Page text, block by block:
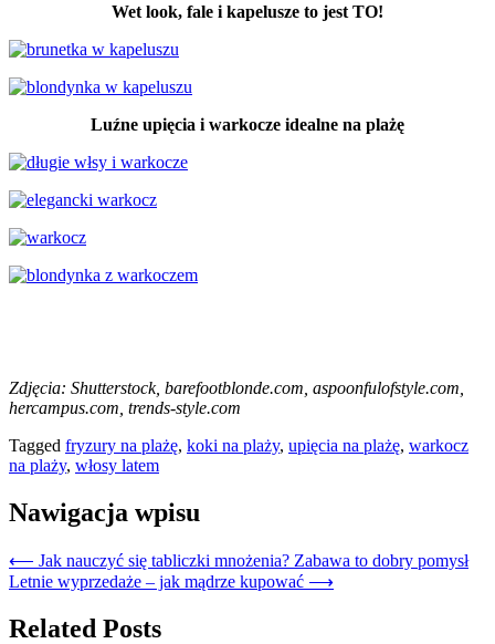
Wet look, fale i kapelusze to jest TO!
Luźne upięcia i warkocze idealne na plażę
Zdjęcia: Shutterstock, barefootblonde.com, aspoonfulofstyle.com,
hercampus.com, trends-style.com
Tagged fryzury na plażę, koki na plaży, upięcia na plażę, warkocz
na plaży, włosy latem
Nawigacja wpisu
⟵ Jak nauczyć się tabliczki mnożenia? Zabawa to dobry pomysł
Letnie wyprzedaże – jak mądrze kupować ⟶
Related Posts